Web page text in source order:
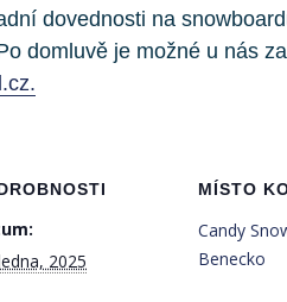
dovednosti na
domluvě je možné u nás
2025
MÍSTO
Candy
Benecko